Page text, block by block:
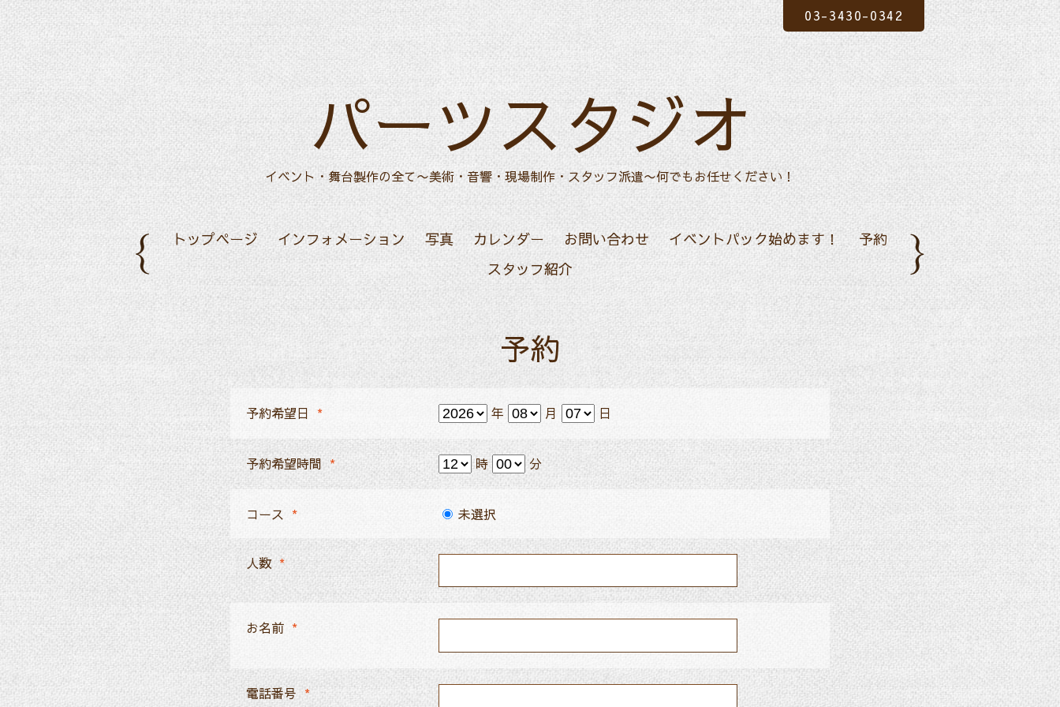
パーツスタジオ
イベント・舞台製作の全て〜美術・音響・現場制作・スタッフ派遣〜何でもお任せください！
03-3430-0342
トップページ インフォメーション 写真 カレンダー お問い合わせ イベントパック始めます！
予約
スタッフ紹介
予約
予約希望日 * 年 月 日
予約希望時間 * 時 分
コース * 未選択
人数 *
お名前 *
電話番号 *